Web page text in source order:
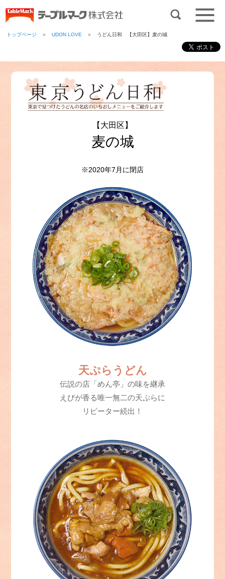
トップページ ＞UDON LOVE ＞ うどん日和 【大田区】麦の城
【大田区】
麦の城
※2020年7月に閉店
天ぷらうどん
伝説の店「めん亭」の味を継承
えびが香る唯一無二の天ぷらに
リピーター続出！